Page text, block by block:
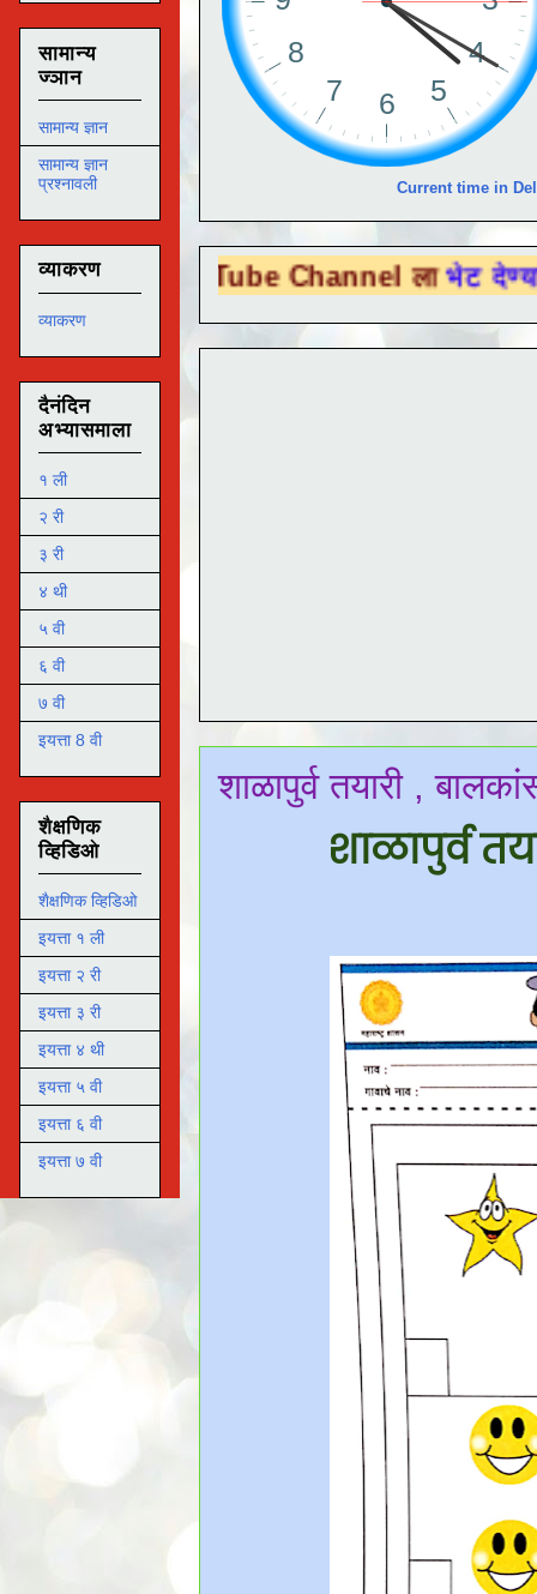
Current time in
You Tube Channel लाभेट देण्यासाठी येथे
शाळापुर्व तयारी ,
शाळापुर्व
सामान्य
ज्ञान
सामान्य ज्ञान
सामान्य ज्ञान
प्रश्नावली
व्याकरण
व्याकरण
दैनंदिन
अभ्यासमाला
१ ली
२ री
३ री
४ थी
५ वी
६ वी
७ वी
इयत्ता 8 वी
शैक्षणिक
व्हिडिओ
शैक्षणिक व्हिडिओ
इयत्ता १ ली
इयत्ता २ री
इयत्ता ३ री
इयत्ता ४ थी
इयत्ता ५ वी
इयत्ता ६ वी
इयत्ता ७ वी